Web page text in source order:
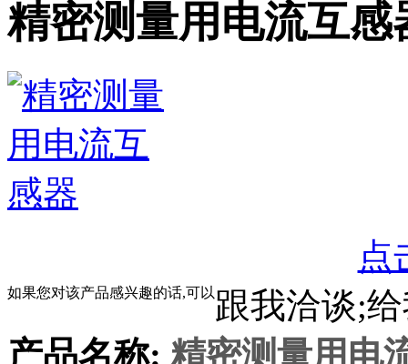
精密测量用电流互感
点
如果您对该产品感兴趣的话,可以 跟我洽谈;
产品名称: 精密测量用电